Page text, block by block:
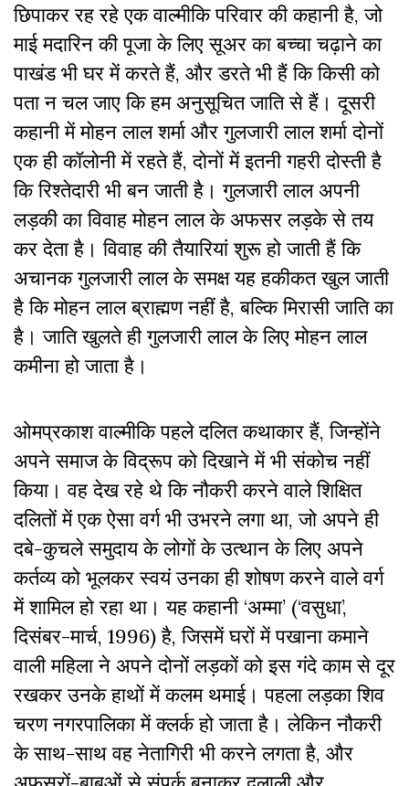
छिपाकर रह रहे एक वाल्मीकि परिवार की कहानी है, जो
माई मदारिन की पूजा के लिए सूअर का बच्चा चढ़ाने का
पाखंड भी घर में करते हैं, और डरते भी हैं कि किसी को
पता न चल जाए कि हम अनुसूचित जाति से हैं। दूसरी
कहानी में मोहन लाल शर्मा और गुलजारी लाल शर्मा दोनों
एक ही कॉलोनी में रहते हैं, दोनों में इतनी गहरी दोस्ती है
कि रिश्तेदारी भी बन जाती है। गुलजारी लाल अपनी
लड़की का विवाह मोहन लाल के अफसर लड़के से तय
कर देता है। विवाह की तैयारियां शुरू हो जाती हैं कि
अचानक गुलजारी लाल के समक्ष यह हकीकत खुल जाती
है कि मोहन लाल ब्राह्मण नहीं है, बल्कि मिरासी जाति का
है। जाति खुलते ही गुलजारी लाल के लिए मोहन लाल
कमीना हो जाता है।
ओमप्रकाश वाल्मीकि पहले दलित कथाकार हैं, जिन्होंने
अपने समाज के विद्रूप को दिखाने में भी संकोच नहीं
किया। वह देख रहे थे कि नौकरी करने वाले शिक्षित
दलितों में एक ऐसा वर्ग भी उभरने लगा था, जो अपने ही
दबे-कुचले समुदाय के लोगों के उत्थान के लिए अपने
कर्तव्य को भूलकर स्वयं उनका ही शोषण करने वाले वर्ग
में शामिल हो रहा था। यह कहानी ‘अम्मा’ (‘वसुधा’,
दिसंबर-मार्च, 1996) है, जिसमें घरों में पखाना कमाने
वाली महिला ने अपने दोनों लड़कों को इस गंदे काम से दूर
रखकर उनके हाथों में कलम थमाई। पहला लड़का शिव
चरण नगरपालिका में क्लर्क हो जाता है। लेकिन नौकरी
के साथ-साथ वह नेतागिरी भी करने लगता है, और